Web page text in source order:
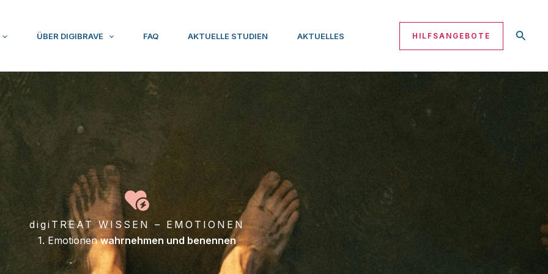
ÜBER DIGIBRAVE FAQ AKTUELLE STUDIEN AKTUELLES HILFSANGEBOTE
digiTREAT WISSEN – EMOTIONEN
1. Emotionenwahrnehmen und benennen